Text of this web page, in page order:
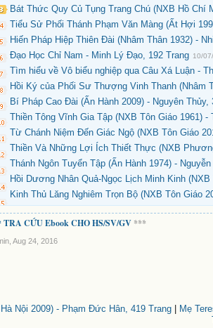
Bát Thức Quy Củ Tụng Trang Chú (NXB Hồ Chí
Tiểu Sử Phối Thánh Phạm Văn Màng (Ất Hợi
Hiến Pháp Hiệp Thiên Đài (Nhâm Thân 1932) -
Đạo Học Chỉ Nam - Minh Lý Đạo, 192 Trang 10/
Tìm hiểu về Vô biểu nghiệp qua Câu Xá Luận -
Hồi Ký của Phối Sư Thượng Vinh Thanh (Nhâm
Bí Pháp Cao Đài (Ấn Hành 2009) - Nguyên Thủy,
Thiền Tông Vĩnh Gia Tập (NXB Tôn Giáo 1961)
Từ Chánh Niệm Đến Giác Ngộ (NXB Tôn Giáo
Thiền Và Những Lợi Ích Thiết Thực (NXB
Thánh Ngôn Tuyển Tập (Ấn Hành 1974) -
Hồi Dương Nhân Quả-Ngọc Lịch Minh Kinh
Kinh Thủ Lăng Nghiêm Trọn Bộ (NXB Tôn Giáo
CỨU Ebook CHO HS/SV/GV ***
Aug 24, 2016
Nội 2009) - Phạm Đức Hân, 419 Trang|
Mẹ